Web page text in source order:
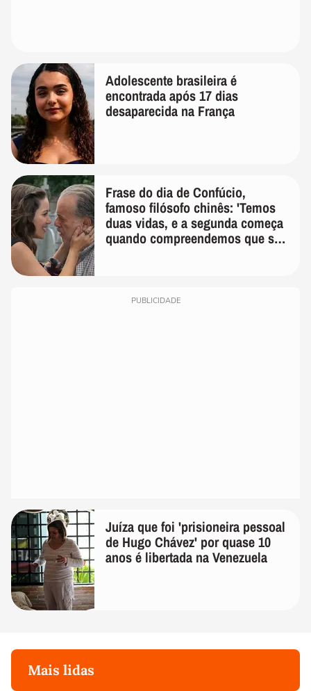
Adolescente brasileira é
encontrada após 17 dias
desaparecida na França
Frase do dia de Confúcio,
famoso filósofo chinês: 'Temos
duas vidas, e a segunda começa
quando compreendemos que só
PUBLICIDADE
Juíza que foi 'prisioneira pessoal
de Hugo Chávez' por quase 10
anos é libertada na Venezuela
Mais lidas